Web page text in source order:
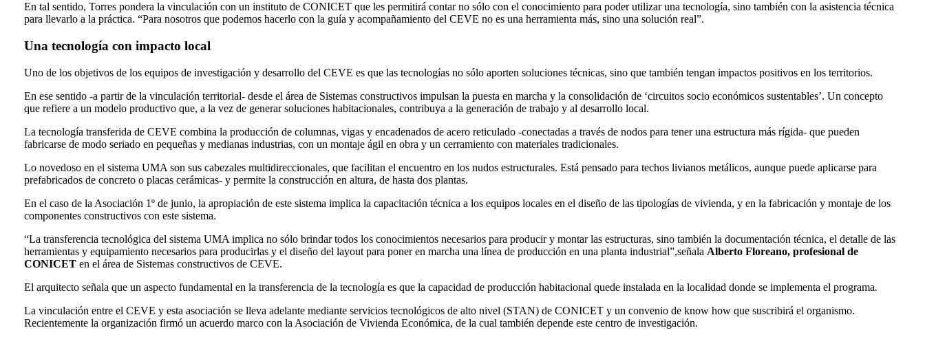
En tal sentido, Torres pondera la vinculación con un instituto de CONICET que les permitirá contar no sólo con el conocimiento para poder utilizar una tecnología, sino también con la asistencia técnica
para llevarlo a la práctica. “Para nosotros que podemos hacerlo con la guía y acompañamiento del CEVE no es una herramienta más, sino una solución real”.
Una tecnología con impacto local
Uno de los objetivos de los equipos de investigación y desarrollo del CEVE es que las tecnologías no sólo aporten soluciones técnicas, sino que también tengan impactos positivos en los territorios.
En ese sentido -a partir de la vinculación territorial- desde el área de Sistemas constructivos impulsan la puesta en marcha y la consolidación de ‘circuitos socio económicos sustentables’. Un concepto
que refiere a un modelo productivo que, a la vez de generar soluciones habitacionales, contribuya a la generación de trabajo y al desarrollo local.
La tecnología transferida de CEVE combina la producción de columnas, vigas y encadenados de acero reticulado -conectadas a través de nodos para tener una estructura más rígida- que pueden
fabricarse de modo seriado en pequeñas y medianas industrias, con un montaje ágil en obra y un cerramiento con materiales tradicionales.
Lo novedoso en el sistema UMA son sus cabezales multidireccionales, que facilitan el encuentro en los nudos estructurales. Está pensado para techos livianos metálicos, aunque puede aplicarse para
prefabricados de concreto o placas cerámicas- y permite la construcción en altura, de hasta dos plantas.
En el caso de la Asociación 1º de junio, la apropiación de este sistema implica la capacitación técnica a los equipos locales en el diseño de las tipologías de vivienda, y en la fabricación y montaje de los
componentes constructivos con este sistema.
“La transferencia tecnológica del sistema UMA implica no sólo brindar todos los conocimientos necesarios para producir y montar las estructuras, sino también la documentación técnica, el detalle de las
herramientas y equipamiento necesarios para producirlas y el diseño del layout para poner en marcha una línea de producción en una planta industrial”,señala Alberto Floreano, profesional de
CONICETen el área de Sistemas constructivos de CEVE.
El arquitecto señala que un aspecto fundamental en la transferencia de la tecnología es que la capacidad de producción habitacional quede instalada en la localidad donde se implementa el programa.
La vinculación entre el CEVE y esta asociación se lleva adelante mediante servicios tecnológicos de alto nivel (STAN) de CONICET y un convenio de know how que suscribirá el organismo.
Recientemente la organización firmó un acuerdo marco con la Asociación de Vivienda Económica, de la cual también depende este centro de investigación.